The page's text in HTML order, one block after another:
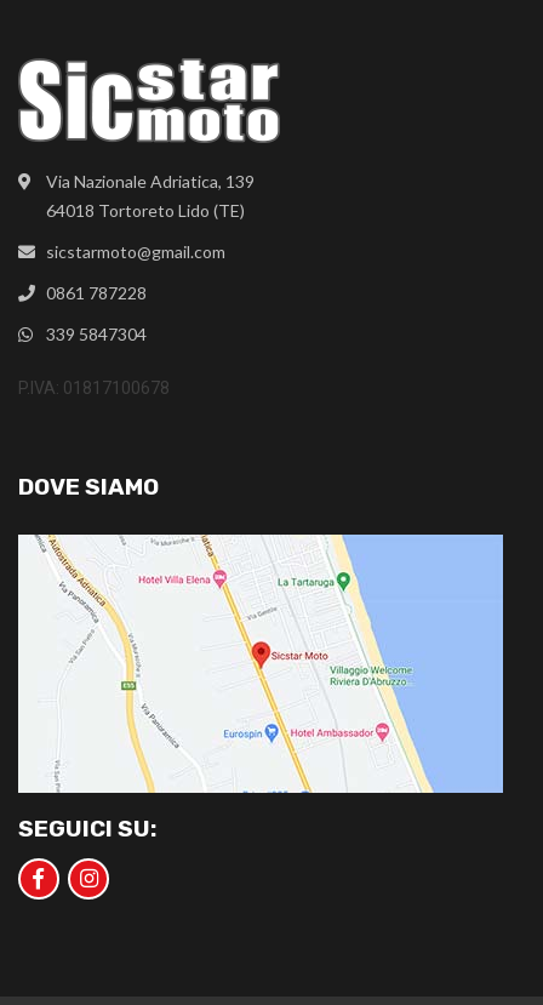
Via Nazionale Adriatica, 139
64018 Tortoreto Lido (TE)
sicstarmoto@gmail.com
0861 787228
339 5847304
P.IVA: 01817100678
DOVE SIAMO
SEGUICI SU: